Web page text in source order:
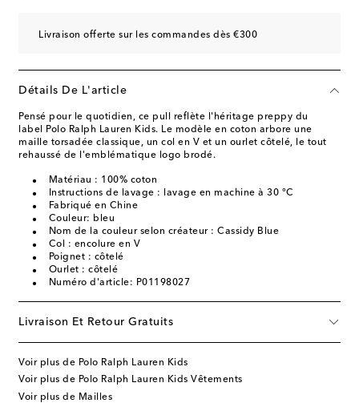
Livraison offerte sur les commandes dès €300
Détails De L'article
Pensé pour le quotidien, ce pull reflète l'héritage preppy du
label Polo Ralph Lauren Kids. Le modèle en coton arbore une
maille torsadée classique, un col en V et un ourlet côtelé, le tout
rehaussé de l'emblématique logo brodé.
Matériau : 100% coton
Instructions de lavage : lavage en machine à 30 °C
Fabriqué en Chine
Couleur: bleu
Nom de la couleur selon créateur : Cassidy Blue
Col : encolure en V
Poignet : côtelé
Ourlet : côtelé
Numéro d'article: P01198027
Livraison Et Retour Gratuits
Voir plus de Polo Ralph Lauren Kids
Voir plus de Polo Ralph Lauren Kids Vêtements
Voir plus de Mailles